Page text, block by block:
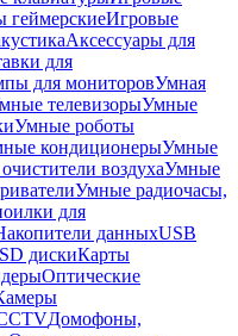
геймерскиеИгровые
Аксессуары для
для
для мониторовУмная
телевизорыУмные
Умные роботы
кондиционерыУмные
воздухаУмные
Умные радиочасы,
для
данныхUSB
дискиКарты
Оптические
Домофоны,